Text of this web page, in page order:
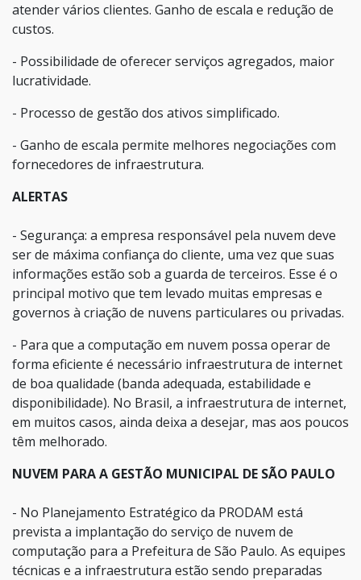
atender vários clientes. Ganho de escala e redução de
custos.
- Possibilidade de oferecer serviços agregados, maior
lucratividade.
- Processo de gestão dos ativos simplificado.
- Ganho de escala permite melhores negociações com
fornecedores de infraestrutura.
ALERTAS
- Segurança: a empresa responsável pela nuvem deve
ser de máxima confiança do cliente, uma vez que suas
informações estão sob a guarda de terceiros. Esse é o
principal motivo que tem levado muitas empresas e
governos à criação de nuvens particulares ou privadas.
- Para que a computação em nuvem possa operar de
forma eficiente é necessário infraestrutura de internet
de boa qualidade (banda adequada, estabilidade e
disponibilidade). No Brasil, a infraestrutura de internet,
em muitos casos, ainda deixa a desejar, mas aos poucos
têm melhorado.
NUVEM PARA A GESTÃO MUNICIPAL DE SÃO PAULO
- No Planejamento Estratégico da PRODAM está
prevista a implantação do serviço de nuvem de
computação para a Prefeitura de São Paulo. As equipes
técnicas e a infraestrutura estão sendo preparadas